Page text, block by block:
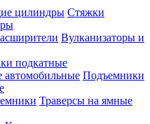
Стяжки
Вулканизаторы и
подкатные
Подъемники
Траверсы на ямные